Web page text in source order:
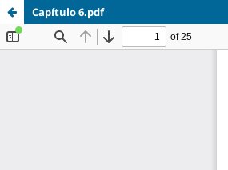
Capítulo 6.pdf